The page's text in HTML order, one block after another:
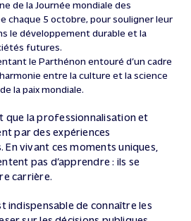
de la Journée mondiale des
chaque 5 octobre, pour souligner leur
le développement durable et la
futures.
le Parthénon entouré d’un cadre
entre la culture et la science
la paix mondiale.
que la professionnalisation et
par des expériences
vivant ces moments uniques,
pas d’apprendre : ils se
carrière.
indispensable de connaître les